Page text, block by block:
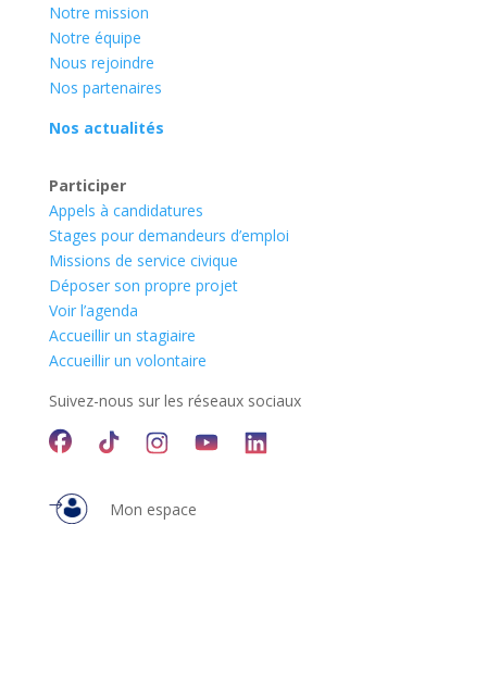
Notre mission
Notre équipe
Nous rejoindre
Nos partenaires
Nos actualités
Participer
Appels à candidatures
Stages pour demandeurs d’emploi
Missions de service civique
Déposer son propre projet
Voir l’agenda
Accueillir un stagiaire
Accueillir un volontaire
Suivez-nous sur les réseaux sociaux
Mon espace